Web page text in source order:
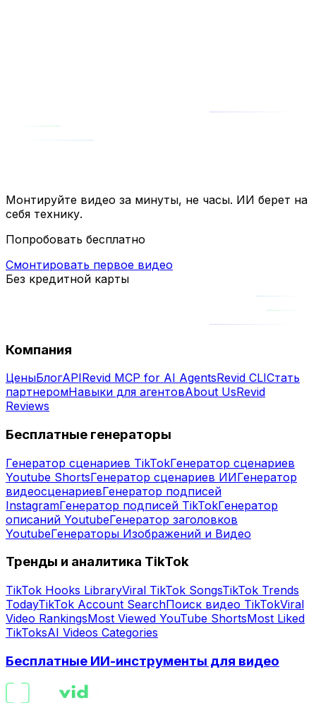
Монтируйте видео за минуты, не часы. ИИ берет на
себя технику.
Попробовать бесплатно
Смонтировать первое видео
Без кредитной карты
Компания
ЦеныБлогAPIRevid MCP for AI AgentsRevid CLIСтать
партнеромНавыки для агентовAbout UsRevid
Reviews
Бесплатные генераторы
Генератор сценариев TikTokГенератор сценариев
Youtube ShortsГенератор сценариев ИИГенератор
видеосценариевГенератор подписей
InstagramГенератор подписей TikTokГенератор
описаний YoutubeГенератор заголовков
YoutubeГенераторы Изображений и Видео
Тренды и аналитика TikTok
TikTok Hooks LibraryViral TikTok SongsTikTok Trends
TodayTikTok Account SearchПоиск видео TikTokViral
Video RankingsMost Viewed YouTube ShortsMost Liked
TikToksAI Videos Categories
Бесплатные ИИ-инструменты для видео